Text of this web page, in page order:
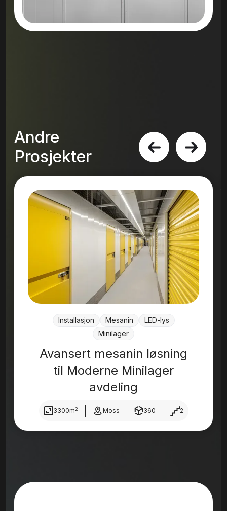
Andre
Prosjekter
Installasjon Mesanin
LED-lys
Minilager
Avansert mesanin løsning
til Moderne Minilager
avdeling
3300m2 Moss 360 2